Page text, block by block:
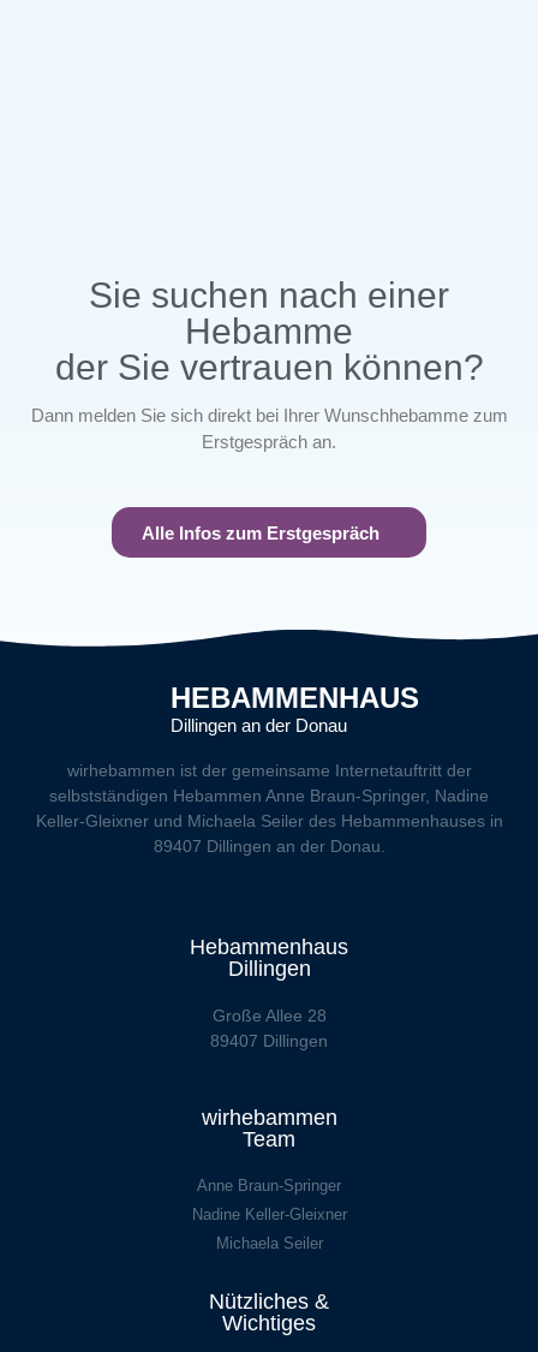
Sie suchen nach einer
Hebamme
der Sie vertrauen können?
Dann melden Sie sich direkt bei Ihrer Wunschhebamme zum
Erstgespräch an.
Alle Infos zum Erstgespräch
HEBAMMENHAUS
Dillingen an der Donau
wirhebammen ist der gemeinsame Internetauftritt der
selbstständigen Hebammen Anne Braun-Springer, Nadine
Keller-Gleixner und Michaela Seiler des Hebammenhauses in
89407 Dillingen an der Donau.
Hebammenhaus
Dillingen
Große Allee 28
89407 Dillingen
wirhebammen
Team
Anne Braun-Springer
Nadine Keller-Gleixner
Michaela Seiler
Nützliches &
Wichtiges